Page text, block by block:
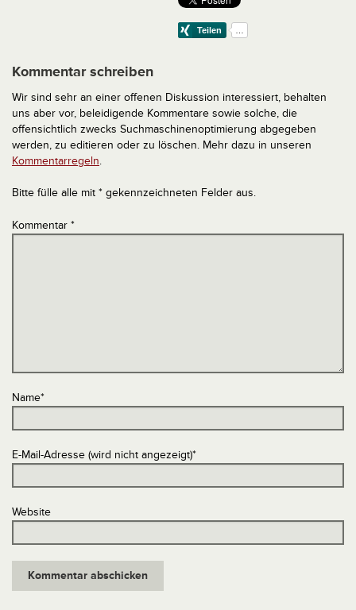
Kommentar schreiben
Wir sind sehr an einer offenen Diskussion interessiert, behalten
uns aber vor, beleidigende Kommentare sowie solche, die
offensichtlich zwecks Suchmaschinenoptimierung abgegeben
werden, zu editieren oder zu löschen. Mehr dazu in unseren
Kommentarregeln.
Bitte fülle alle mit * gekennzeichneten Felder aus.
Kommentar *
Name*
E-Mail-Adresse (wird nicht angezeigt)*
Website